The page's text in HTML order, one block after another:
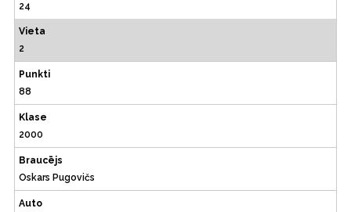
24
Vieta
2
Punkti
88
Klase
2000
Braucējs
Oskars Pugovičs
Auto